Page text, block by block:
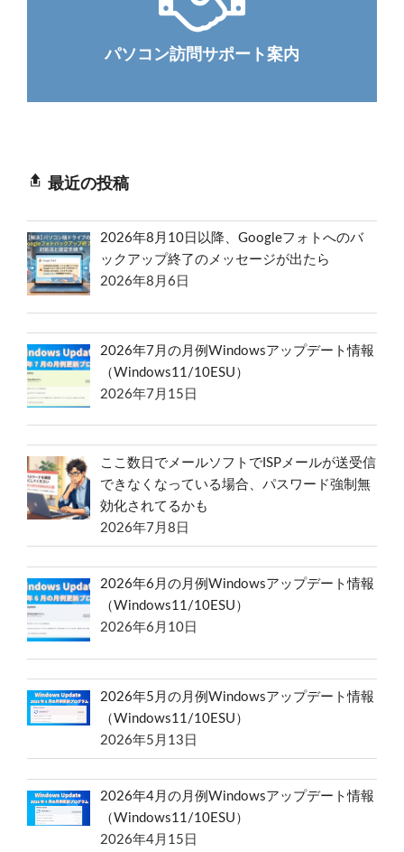
パソコン訪問サポート案内
最近の投稿
2026年8月10日以降、Googleフォトへのバ
ックアップ終了のメッセージが出たら
2026年8月6日
2026年7月の月例Windowsアップデート情報
（Windows11/10ESU）
2026年7月15日
ここ数日でメールソフトでISPメールが送受信
できなくなっている場合、パスワード強制無
効化されてるかも
2026年7月8日
2026年6月の月例Windowsアップデート情報
（Windows11/10ESU）
2026年6月10日
2026年5月の月例Windowsアップデート情報
（Windows11/10ESU）
2026年5月13日
2026年4月の月例Windowsアップデート情報
（Windows11/10ESU）
2026年4月15日